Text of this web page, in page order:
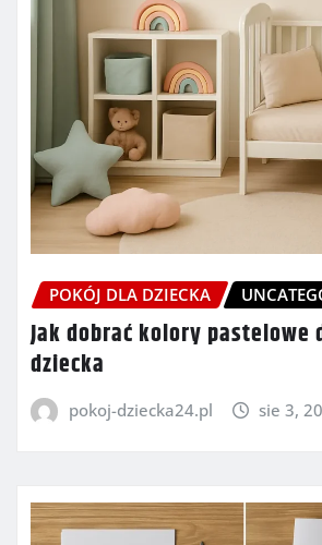
POKÓJ DLA DZIECKA
Jak dobrać kolory pastelowe
dziecka
pokoj-dziecka24.pl sie 3,